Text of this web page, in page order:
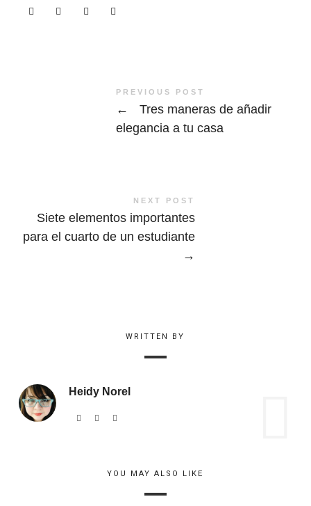
PREVIOUS POST
←
Tres maneras de añadir
elegancia a tu casa
NEXT POST
Siete elementos importantes
para el cuarto de un estudiante
→
WRITTEN BY
Heidy Norel
YOU MAY ALSO LIKE